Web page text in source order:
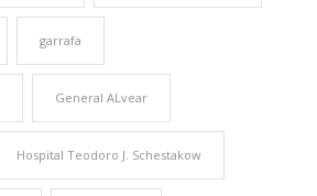
garrafa
General ALvear
Hospital Teodoro J. Schestakow